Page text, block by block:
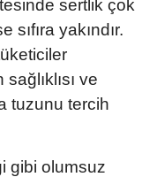
sertlik çok
yakındır.
ve
tuzunu tercih
gibi olumsuz